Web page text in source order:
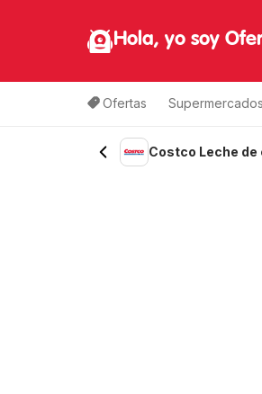
Hola, yo soy
Ofertas Supermercados
Costco Leche de